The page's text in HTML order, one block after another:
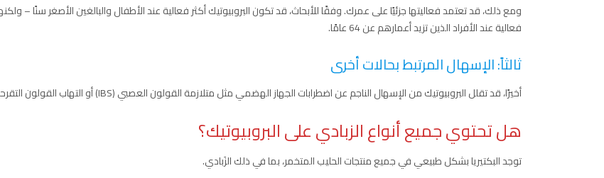
ومع ذلك، قد تعتمد فعاليتها جزئيًا على عمرك. وفقًا للأبحاث، قد تكون البروبيوتيك أكثر فعالية عند الأطفال والبالغين الأصغر سنًا –
فعالية عند الأفراد الذين تزيد أعمارهم عن 64 عامًا.
ثالثاً: الإسهال المرتبط بحالات أخرى
أخيرًا، قد تقلل البروبيوتيك من الإسهال الناجم عن اضطرابات الجهاز الهضمي مثل متلازمة القولون العصبي (IBS) أو التهاب القولون التقرحي (UC).
هل تحتوي جميع أنواع الزبادي على البروبيوتيك؟
توجد البكتيريا بشكل طبيعي في جميع منتجات الحليب المتخمر، بما في ذلك الزَبادي.